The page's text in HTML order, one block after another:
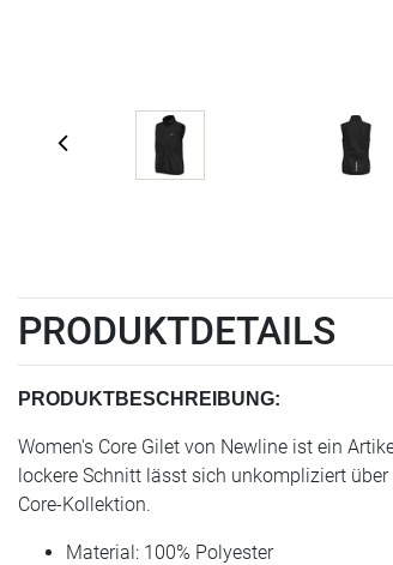
PRODUKTDETAILS
PRODUKTBESCHREIBUNG:
Women's Core Gilet von Newline ist ein
lockere Schnitt lässt sich unkompliziert
Core-Kollektion.
Material: 100% Polyester